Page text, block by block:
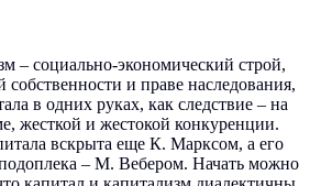
– социально-экономический строй,
и праве наследования,
в одних руках, как следствие – на
жесткой и жестокой конкуренции.
вскрыта еще К. Марксом, а его
– М. Вебером. Начать можно